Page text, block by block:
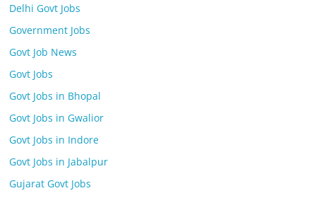
Delhi Govt Jobs
Government Jobs
Govt Job News
Govt Jobs
Govt Jobs in Bhopal
Govt Jobs in Gwalior
Govt Jobs in Indore
Govt Jobs in Jabalpur
Gujarat Govt Jobs